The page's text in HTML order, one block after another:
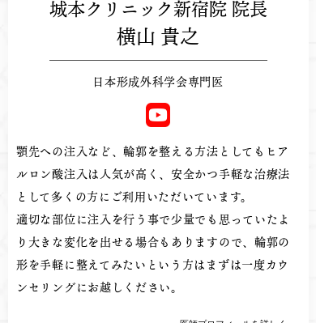
城本クリニック新宿院 院長
横山 貴之
日本形成外科学会専門医
顎先への注入など、輪郭を整える方法としてもヒア
ルロン酸注入は人気が高く、安全かつ手軽な治療法
として多くの方にご利用いただいています。
適切な部位に注入を行う事で少量でも思っていたよ
り大きな変化を出せる場合もありますので、輪郭の
形を手軽に整えてみたいという方はまずは一度カウ
ンセリングにお越しください。